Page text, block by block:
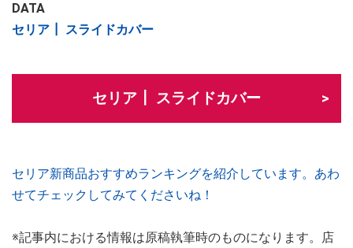
DATA
セリア┃ スライドカバー
セリア┃ スライドカバー
セリア新商品おすすめランキングを紹介しています。あわ
せてチェックしてみてくださいね！
※記事内における情報は原稿執筆時のものになります。店